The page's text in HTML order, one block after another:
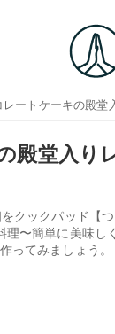
ートケーキの殿堂
殿堂入り
クックパッド【
理〜簡単に美味
ってみましょう。